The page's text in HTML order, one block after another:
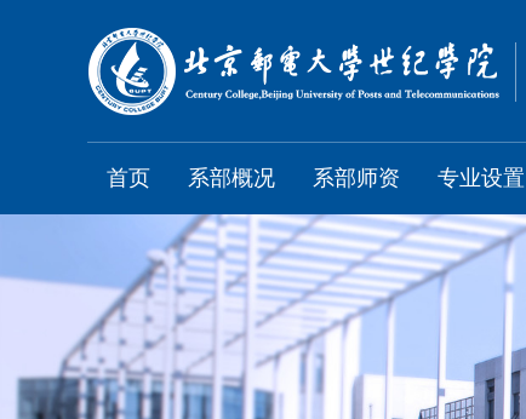
首页 系部概况 系部师资 专业设置